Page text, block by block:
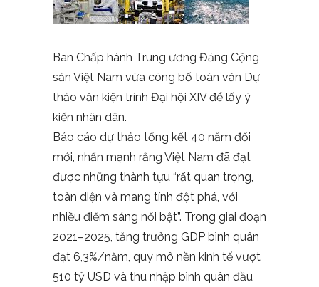
Ban Chấp hành Trung ương Đảng Cộng
sản Việt Nam vừa công bố toàn văn Dự
thảo văn kiện trình Đại hội XIV để lấy ý
kiến nhân dân.
Báo cáo dự thảo tổng kết 40 năm đổi
mới, nhấn mạnh rằng Việt Nam đã đạt
được những thành tựu “rất quan trọng,
toàn diện và mang tính đột phá, với
nhiều điểm sáng nổi bật”. Trong giai đoạn
2021–2025, tăng trưởng GDP bình quân
đạt 6,3%/năm, quy mô nền kinh tế vượt
510 tỷ USD và thu nhập bình quân đầu